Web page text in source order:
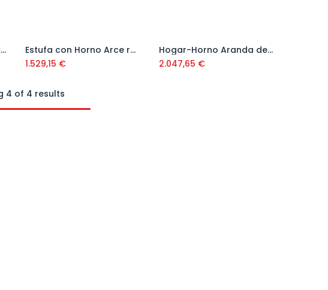
Estufa Pellet Enza-10 Negro
Añadir al carrito
Estufa con Horno Arce ref. 2092011
1.529,15 €
Añadir al carrito
Hogar-Horno Aranda de Empotrar ref. 2001008
2.047,65 €
4 of 4 results